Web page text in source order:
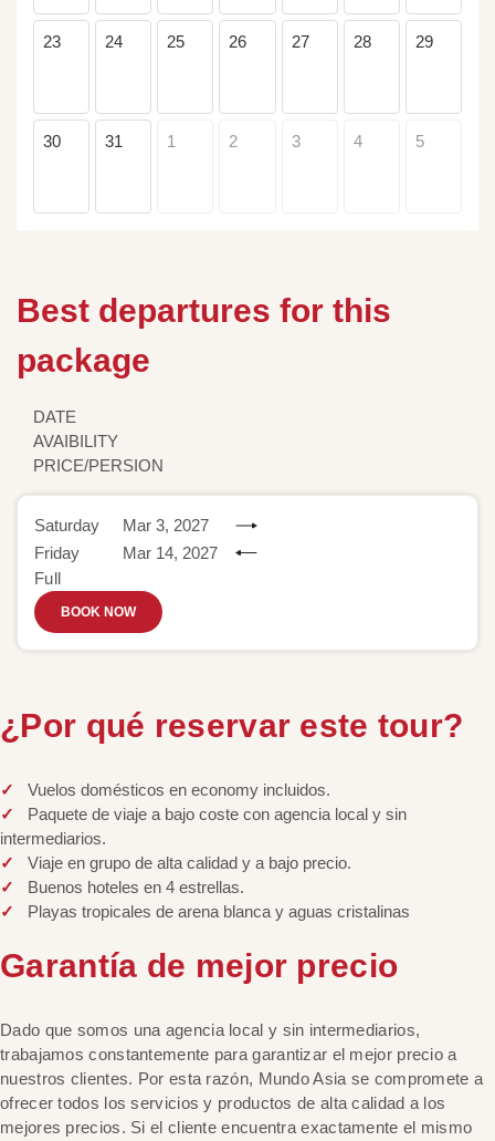
23 24 25 26 27 28 29
30 31 1 2 3 4 5
Best departures for this
package
DATE
AVAIBILITY
PRICE/PERSION
Saturday
Mar 3, 2027
Friday
Mar 14, 2027
Full
BOOK NOW
¿Por qué reservar este tour?
Vuelos domésticos en economy incluidos.
Paquete de viaje a bajo coste con agencia local y sin
intermediarios.
Viaje en grupo de alta calidad y a bajo precio.
Buenos hoteles en 4 estrellas.
Playas tropicales de arena blanca y aguas cristalinas
Garantía de mejor precio
Dado que somos una agencia local y sin intermediarios,
trabajamos constantemente para garantizar el mejor precio a
nuestros clientes. Por esta razón, Mundo Asia se compromete a
ofrecer todos los servicios y productos de alta calidad a los
mejores precios. Si el cliente encuentra exactamente el mismo